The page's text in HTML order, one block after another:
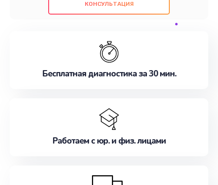
проведенных работ. Наша цель - предоставить
наилучшим образом. Не медлите записаться на
КОНСУЛЬТАЦИЯ
Бесплатная диагностика за 30 мин.
Работаем с юр. и физ. лицами